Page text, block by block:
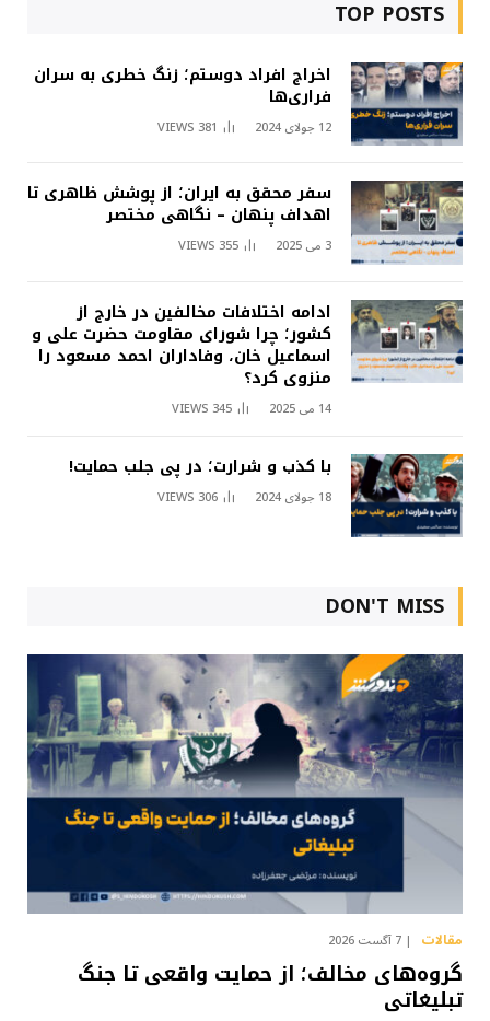
TOP POSTS
اخراج افراد دوستم؛ زنگ خطری به سران
فراری‌ها
12 جولای 2024 381
VIEWS
سفر محقق به ایران؛ از پوشش ظاهری تا
اهداف پنهان – نگاهی مختصر
3 می 2025 355
VIEWS
ادامه اختلافات مخالفین در خارج از
کشور؛ چرا شورای مقاومت حضرت علی و
اسماعیل خان، وفاداران احمد مسعود را
منزوی کرد؟
14 می 2025 345
VIEWS
با کذب و شرارت؛ در پی جلب حمایت!
18 جولای 2024 306
VIEWS
DON'T MISS
مقالات 7 آگست 2026
گروه‌های مخالف؛ از حمایت واقعی تا جنگ
تبلیغاتی